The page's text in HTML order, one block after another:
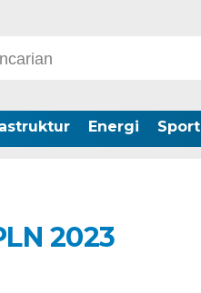
Energi Sport
2023